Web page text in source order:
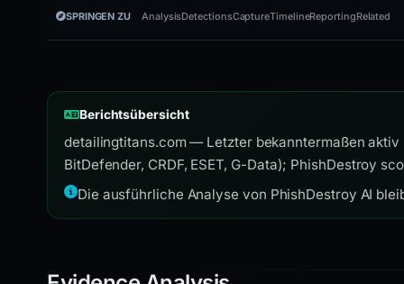
SPRINGEN ZU AnalysisDetectionsCaptureTimelineReportingRelated
Berichtsübersicht
detailingtitans.com — Letzter bekanntermaßen aktiv
BitDefender, CRDF, ESET, G-Data); PhishDestroy
Die ausführliche Analyse von PhishDestroy AI